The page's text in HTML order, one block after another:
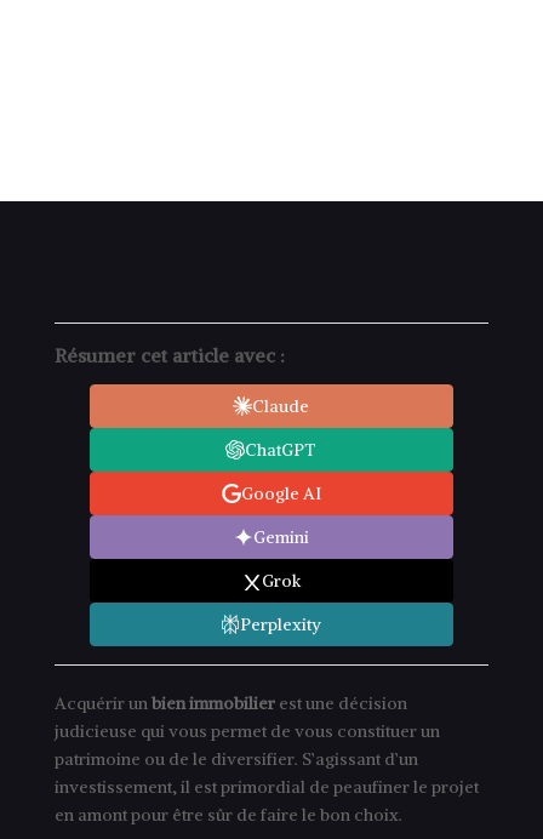
Résumer cet article avec :
Claude
ChatGPT
Google AI
Gemini
Grok
Perplexity
Acquérir unbien immobilierest une décision
judicieuse qui vous permet de vous constituer un
patrimoine ou de le diversifier. S’agissant d’un
investissement, il est primordial de peaufiner le projet
en amont pour être sûr de faire le bon choix.